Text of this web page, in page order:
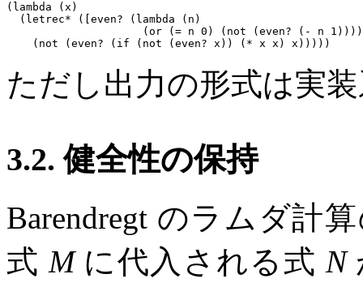
(lambda (x)
  (letrec* ([even? (lambda (n)
(or (= n 0) (not (even? (- n
    (not (even? (if (not (even? x)) (* x x) x)))))
ただし出力の形式は実
3.2. 健全性の保持
Barendregt のラムダ計
式 Mに代入される式 N